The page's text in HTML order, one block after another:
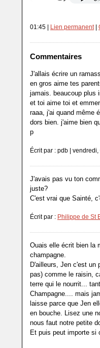
01:45 | Lien permanent |
Commentaires
J'allais écrire un
en gros aime tes
jamais. beaucoup plus
et toi aime toi et
raaa, j'ai quand même
dors bien. j'aime bien
p
Écrit par : pdb |
J'avais pas vu ton
juste?
C'est vrai que Sainté,
Écrit par : Philippe de St
Ouais elle écrit bien la
champagne.
D'ailleurs, Jen c'est un
pas) comme le raisin,
terre qui le nourrit...
Champagne.... mais
laisse parce que Jen
en bouche. Lisez une
nous faut notre petite
Et puis peut importe si